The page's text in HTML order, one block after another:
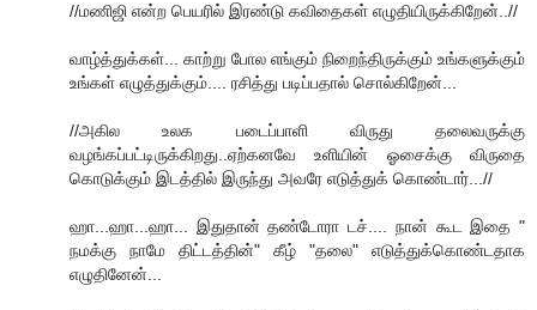
//மணிஜி என்ற பெயரில் இரண்டு கவிதைகள் எழுதியிருக்கிறேன்..//
வாழ்த்துக்கள்... காற்று போல எங்கும் நிறைந்திருக்கும் உங்களுக்கும்
உங்கள் எழுத்துக்கும்.... ரசித்து படிப்பதால் சொல்கிறேன்...
//அகில உலக படைப்பாளி விருது தலைவருக்கு
வழங்கப்பட்டிருக்கிறது..ஏற்கனவே உளியின் ஓசைக்கு விருதை
கொடுக்கும் இடத்தில் இருந்து அவரே எடுத்துக் கொண்டார்...//
ஹா...ஹா...ஹா... இதுதான் தண்டோரா டச்.... நான் கூட‌ இதை "
ந‌ம‌க்கு நாமே திட்ட‌த்தின்" கீழ் "த‌லை" எடுத்துக்கொண்ட‌தாக‌
எழுதினேன்...